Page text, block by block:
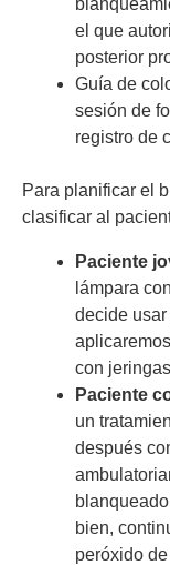
el que
posterior
Guía de
sesión de
registro de
Para planificar el
clasificar al
Paciente
lámpara
decide
con
Paciente
un
después
bien,
peróxido